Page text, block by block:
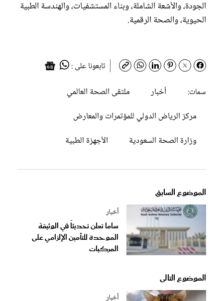
الجودة، والأشعة الشاملة، وبناء المستشفيات، والهندسة الطبية
الحيوية، والصحة الرقمية.
تابعونا على :
سمات:
أخبار
ملتقى الصحة العالمي
مركز الرياض الدولي للمؤتمرات والمعارض
وزارة الصحة السعودية
الأجهزة الطبية
الموضوع السابق
أخبار
ساما تعلن تحديثاً في الوثيقة
الموحدة للتأمين الإلزامي على
المركبات
الموضوع التالى
أخبار